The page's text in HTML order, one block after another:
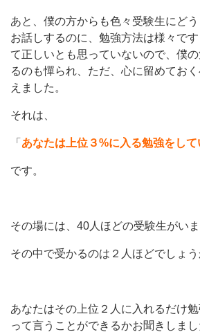
あと、僕の方からも色々受験生にど
お話しするのに、勉強方法は様々で
て正しいとも思っていないので、僕
るのも憚られ、ただ、心に留めてお
えました。
それは、
「 あなたは上位３%に入る勉強をして
です。
その場には、40人ほどの受験生がいま
その中で受かるのは２人ほどでしょう
あなたはその上位２人に入れるだけ
って言うことができるかお聞きしまし